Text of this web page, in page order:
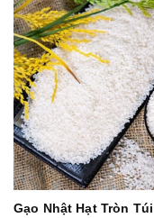
Gạo Nhật Hạt Tròn